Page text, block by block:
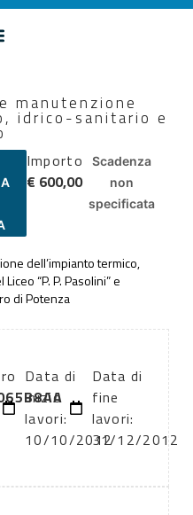
manutenzione
idrico-sanitario e
Importo
€ 600,00
Scadenza
non
specificata
dell’impianto termico,
“P. P. Pasolini” e
di Potenza
Data di
inizio
lavori:
10/10/2012
Data di
fine
lavori:
31/12/2012